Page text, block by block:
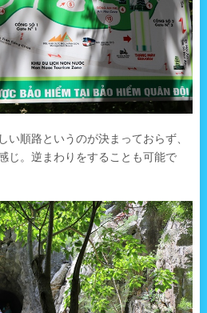
い順路というのが決まっておらず、
じ。逆まわりをすることも可能で